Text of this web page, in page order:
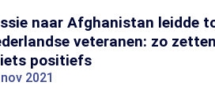
naar Afghanistan leidde
veteranen: zo
positiefs
2021